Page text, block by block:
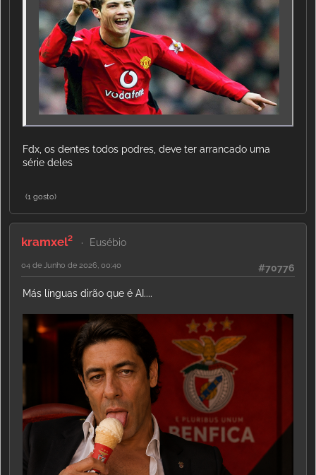
Fdx, os dentes todos podres, deve ter arrancado uma
série deles
(1 gosto)
kramxel² Eusébio
#70776
04 de Junho de 2026, 00:40
Más línguas dirão que é AI....